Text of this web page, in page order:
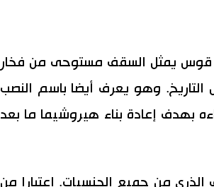
قوس يمثل السقف مستوحى من فخار
وهو يعرف أيضا باسم النصب
بهدف إعادة بناء هيروشيما ما بعد
من جميع الجنسيات. اعتبارا من